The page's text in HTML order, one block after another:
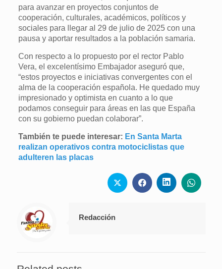
para avanzar en proyectos conjuntos de
cooperación, culturales, académicos, políticos y
sociales para llegar al 29 de julio de 2025 con una
pausa y aportar resultados a la población samaria.
Con respecto a lo propuesto por el rector Pablo
Vera, el excelentísimo Embajador aseguró que,
“estos proyectos e iniciativas convergentes con el
alma de la cooperación española. He quedado muy
impresionado y optimista en cuanto a lo que
podamos conseguir para áreas en las que España
con su gobierno puedan colaborar”.
También te puede interesar: En Santa Marta
realizan operativos contra motociclistas que
adulteren las placas
Redacción